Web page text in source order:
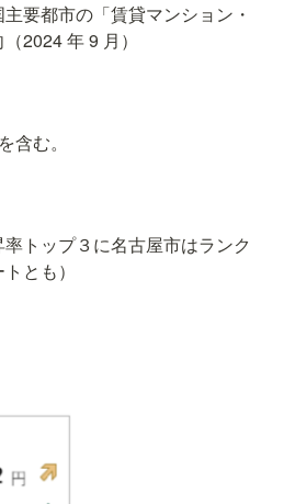
要都市の「賃貸マンション・
2024 年 9 月）
含む。
トップ３に名古屋市はランク
とも）